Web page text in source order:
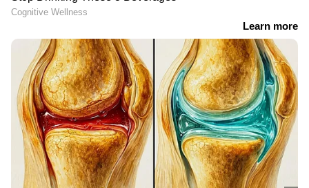
അതേസമയം, സംഭവത്തില്‍ ചട്ടോഗ്രാം
മെട്രോപൊളിറ്റന്‍ പൊലീസ് ഡെപ്യൂട്ടി